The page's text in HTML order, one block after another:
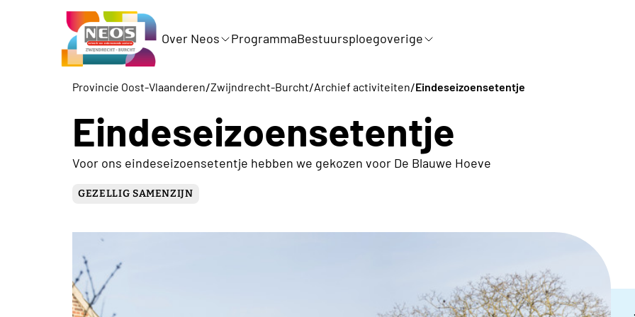
Over Neos ProgrammaBestuursploegoverige
Provincie Oost-Vlaanderen/Zwijndrecht-Burcht/Archief activiteiten/Eindeseizoensetentje
Eindeseizoensetentje
Voor ons eindeseizoensetentje hebben we gekozen voor De Blauwe Hoeve
GEZELLIG SAMENZIJN